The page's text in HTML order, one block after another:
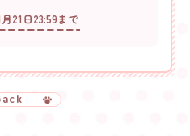
21日23:59まで